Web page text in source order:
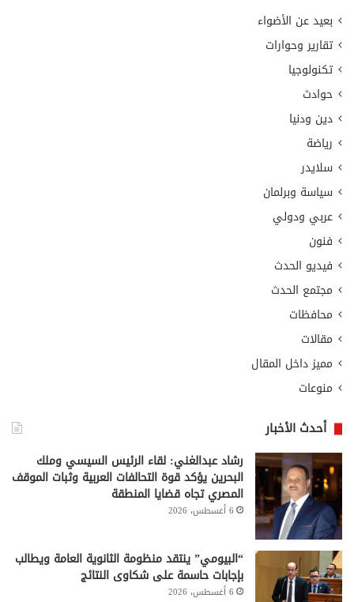
بعيد عن الأضواء
تقارير وحوارات
تكنولوجيا
حوادث
دين ودنيا
رياضة
سلايدر
سياسة وبرلمان
عربي ودولي
فنون
فيديو الحدث
مجتمع الحدث
محافظات
مقالات
مميز داخل المقال
منوعات
أحدث الأخبار
رشاد عبدالغني: لقاء الرئيس السيسي وملك
البحرين يؤكد قوة التحالفات العربية وثبات الموقف
المصري تجاه قضايا المنطقة
6 أغسطس، 2026
“البيومي” ينتقد منظومة الثانوية العامة ويطالب
بإجابات حاسمة على شكاوى النتائج
6 أغسطس، 2026